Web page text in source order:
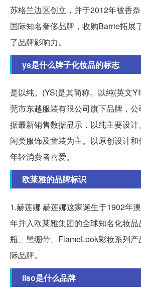
苏格兰边区创立，并于2012年被香
国际知名奢侈品牌，收购Barrie拓展
了品牌影响力。
ys是什么牌子化妆品的标志
是以纯。(YS)是其简称。以纯(英文
莞市东越服装有限公司旗下品牌，
据最新销售数据显示，以纯主要设
闲类服饰及童装为主。以原创设计
年轻消费者喜爱。
欧莱雅的品牌标识
1.赫莲娜 赫莲娜这家诞生于1902年
年并入欧莱雅集团的全球知名化妆
瓶、黑绷带、FlameLook彩妆系列
际品牌。
ilso是什么品牌